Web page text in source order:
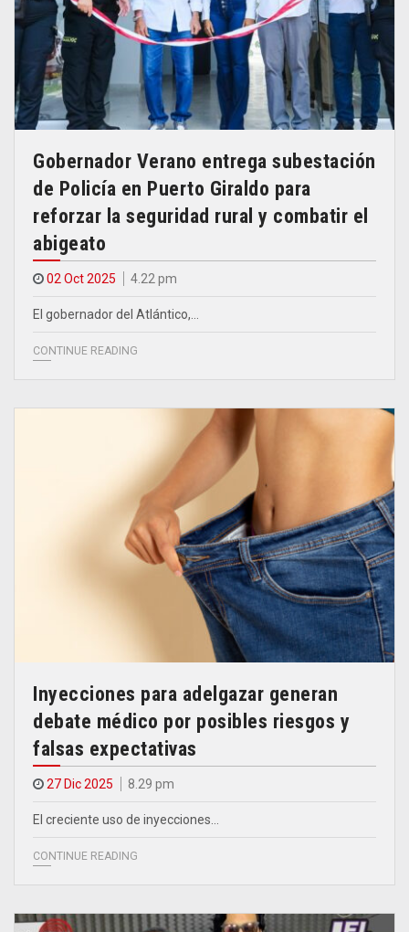
Gobernador Verano entrega subestación
de Policía en Puerto Giraldo para
reforzar la seguridad rural y combatir el
abigeato
02 Oct 2025 4.22 pm
El gobernador del Atlántico,…
CONTINUE READING
Inyecciones para adelgazar generan
debate médico por posibles riesgos y
falsas expectativas
27 Dic 2025 8.29 pm
El creciente uso de inyecciones…
CONTINUE READING